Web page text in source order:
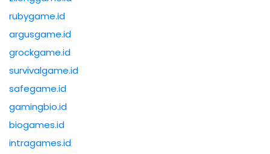
rubygame.id
argusgame.id
grockgame.id
survivalgame.id
safegame.id
gamingbio.id
biogames.id
intragames.id